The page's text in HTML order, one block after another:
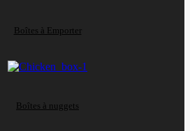
Boîtes à Emporter
Boîtes à nuggets